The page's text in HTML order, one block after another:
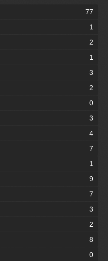
77
1
2
1
3
2
0
3
4
7
1
9
7
3
2
8
0